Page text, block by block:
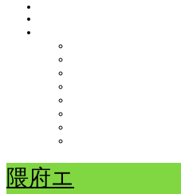
隈府エ